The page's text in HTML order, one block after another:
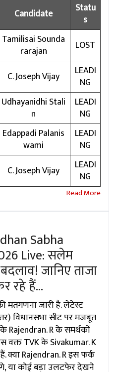
Candidate
Statu
s
Tamilisai Sounda
rarajan
LOST
C. Joseph Vijay
LEADI
NG
Udhayanidhi Stali
n
LEADI
NG
Edappadi Palanis
wami
LEADI
NG
C. Joseph Vijay
LEADI
NG
Sabha
Live: सलेम
जानिए ताजा
रहे हैं...
मतगणना जारी है. लेटेस्ट
विधानसभा सीट पर मजबूत
Rajendran. R के समर्थकों
TVK के Sivakumar. K
क्या Rajendran. R इस फर्क
या कोई बड़ा उलटफेर देखने